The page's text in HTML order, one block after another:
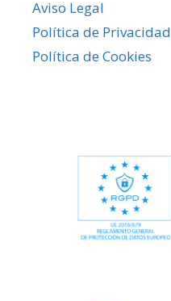
Aviso Legal
Política de Privacidad
Política de Cookies